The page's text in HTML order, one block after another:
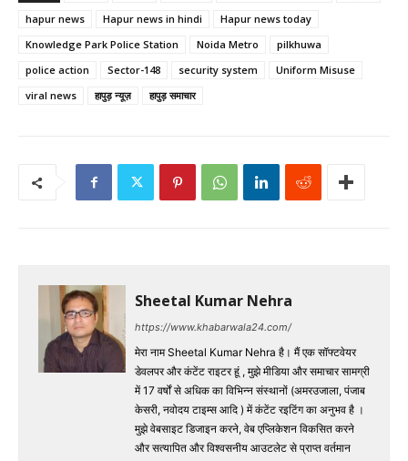
hapur news
Hapur news in hindi
Hapur news today
Knowledge Park Police Station
Noida Metro
pilkhuwa
police action
Sector-148 security system
Uniform Misuse
viral news
हापुड़ न्यूज़ हापुड़ समाचार
Sheetal Kumar Nehra
https://www.khabarwala24.com/
मेरा नाम Sheetal Kumar Nehra है। मैं एक सॉफ्टवेयर
डेवलपर और कंटेंट राइटर हूं , मुझे मीडिया और समाचार सामग्री
में 17 वर्षों से अधिक का विभिन्न संस्थानों (अमरउजाला, पंजाब
केसरी, नवोदय टाइम्स आदि ) में कंटेंट रइटिंग का अनुभव है ।
मुझे वेबसाइट डिजाइन करने, वेब एप्लिकेशन विकसित करने
और सत्यापित और विश्वसनीय आउटलेट से प्राप्त वर्तमान